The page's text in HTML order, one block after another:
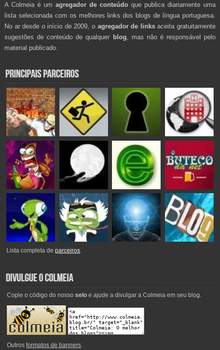
A Colmeia é um agregador de conteúdo que publica diariamente uma
lista selecionada com os melhores links dos blogs de língua portuguesa.
No ar desde o início de 2009, o agregador de linksaceita gratuitamente
sugestões de conteúdo de qualquer blog , mas não é responsável pelo
material publicado.
Lista completa deparceiros.
Copie o código do nosso seloe ajude a divulgar a Colmeia em seu blog.
Outros formatos de banners.